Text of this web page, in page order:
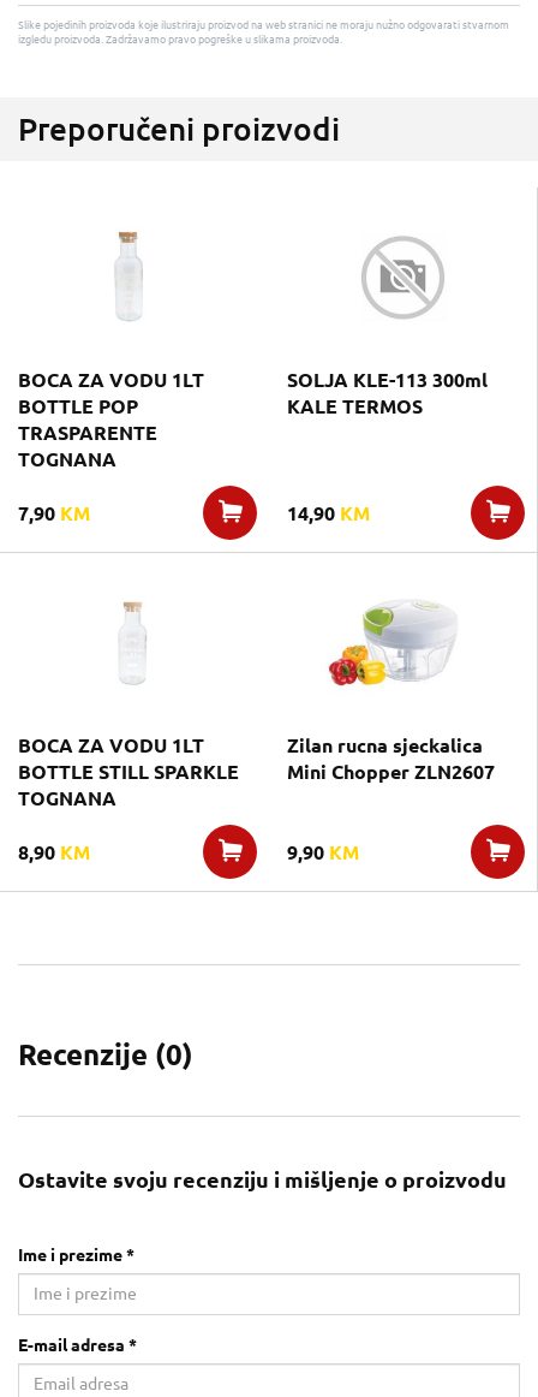
Slike pojedinih proizvoda koje ilustriraju proizvod na web stranici ne moraju nužno odgovarati stvarnom
izgledu proizvoda. Zadržavamo pravo pogreške u slikama proizvoda.
Preporučeni proizvodi
BOCA ZA VODU 1LT
BOTTLE POP
TRASPARENTE
TOGNANA
7,90 KM
SOLJA KLE-113 300ml
KALE TERMOS
14,90 KM
BOCA ZA VODU 1LT
BOTTLE STILL SPARKLE
TOGNANA
8,90 KM
Zilan rucna sjeckalica
Mini Chopper ZLN2607
9,90 KM
Recenzije (0)
Ostavite svoju recenziju i mišljenje o proizvodu
Ime i prezime *
E-mail adresa *